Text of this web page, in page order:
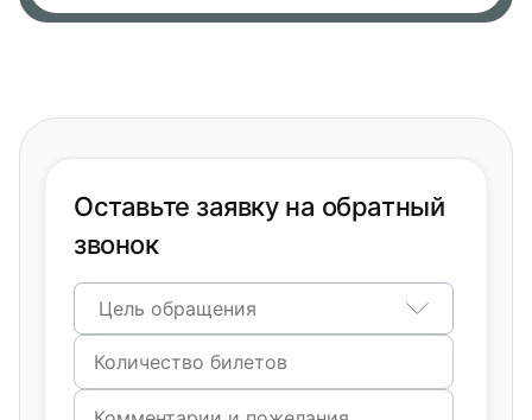
Оставьте заявку на обратный
звонок
Цель обращения